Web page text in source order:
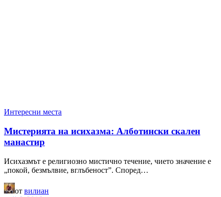
Интересни места
Мистерията на исихазма: Алботински скален
манастир
Исихазмът е религиозно мистично течение, чието значение е
„покой, безмълвие, вглъбеност”. Според…
от вилиан